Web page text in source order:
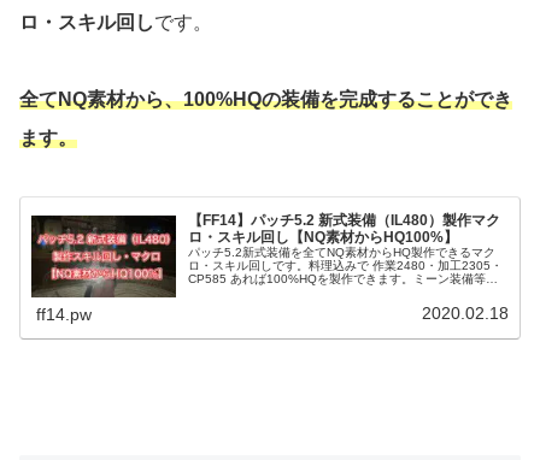
ロ・スキル回しです。
全てNQ素材から、100%HQの装備を完成することができ
ます。
【FF14】パッチ5.2 新式装備（IL480）製作マク
ロ・スキル回し【NQ素材からHQ100%】
パッチ5.2新式装備を全てNQ素材からHQ製作できるマク
ロ・スキル回しです。料理込みで 作業2480・加工2305・
CP585 あれば100%HQを製作できます。ミーン装備等の
ff14.pw 2020.02.18